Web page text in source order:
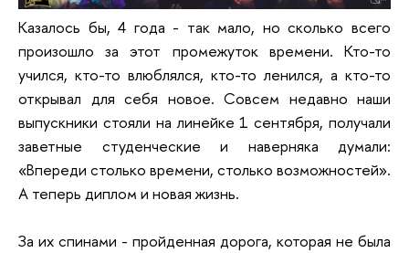
Казалось бы, 4 года - так мало, но сколько всего
произошло за этот промежуток времени. Кто-то
учился, кто-то влюблялся, кто-то ленился, а кто-то
открывал для себя новое. Совсем недавно наши
выпускники стояли на линейке 1 сентября, получали
заветные студенческие и наверняка думали:
«Впереди столько времени, столько возможностей».
А теперь диплом и новая жизнь.
За их спинами - пройденная дорога, которая не была